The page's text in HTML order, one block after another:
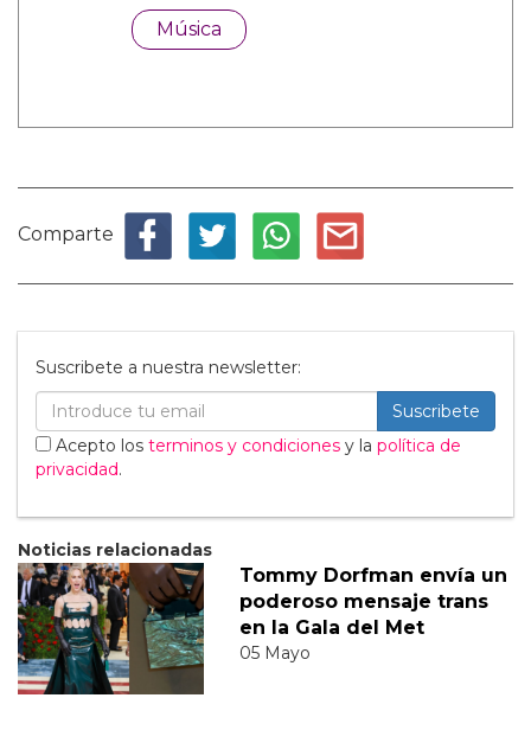
Música
Comparte
Suscribete a nuestra newsletter:
Suscribete
Acepto los terminos y condiciones y la política de
privacidad.
Noticias relacionadas
Tommy Dorfman envía un
poderoso mensaje trans
en la Gala del Met
05 Mayo